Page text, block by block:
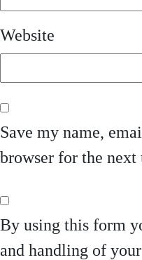
Website
Save my name,
browser for the
By using this form
and handling of